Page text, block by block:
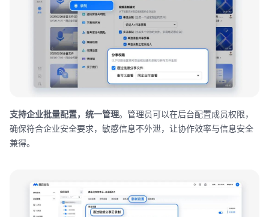
支持企业批量配置，统一管理。管理员可以在后台配置成员权限，
确保符合企业安全要求，敏感信息不外泄，让协作效率与信息安全
兼得。